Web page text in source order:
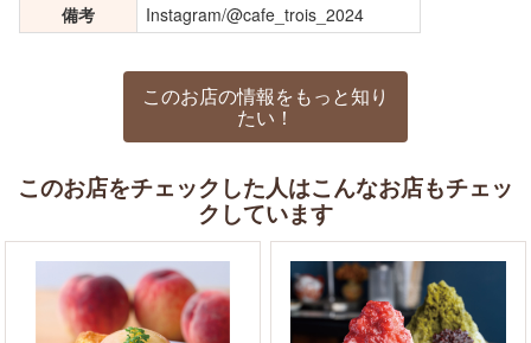
備考
Instagram/@cafe_trois_2024
このお店の情報をもっと知り
たい！
このお店をチェックした人はこんなお店もチェッ
クしています